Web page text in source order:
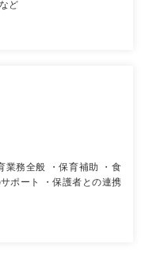
ど
務全般 ・保育補助 ・食
ポート ・保護者との連携